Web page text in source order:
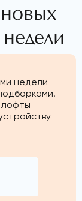
недели
лофты